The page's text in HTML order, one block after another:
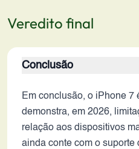
Veredito final
Conclusão
Em conclusão, o iPhone 7
demonstra, em 2026,
relação aos dispositivos
ainda conte com o suporte